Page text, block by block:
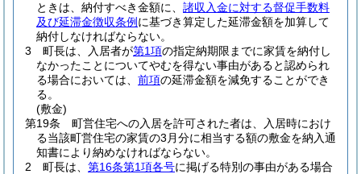
ときは、納付すべき金額に、 諸収入金に対する督促手数料
及び延滞金徴収条例 に基づき算定した延滞金額を加算して
納付しなければならない。
3
町長は、入居者が第1項の指定納期限までに家賃を納付し
なかったことについてやむを得ない事由があると認められ
る場合においては、 前項の延滞金額を減免することができ
る。
(敷金)
第19条
町営住宅への入居を許可された者は、入居時におけ
る当該町営住宅の家賃の3月分に相当する額の敷金を納入通
知書により納めなければならない。
2
町長は、 第16条第1項各号に掲げる特別の事由がある場合